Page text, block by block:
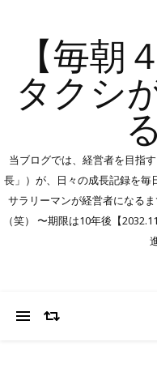
【毎朝
タクシ
当ブログでは、経営者を目指
長」）が、日々の成長記録を毎
サラリーマンが経営者になる
（笑） 〜期限は10年後【